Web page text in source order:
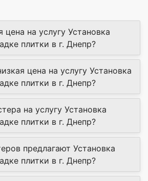
на услугу Установка
плитки в г. Днепр?
цена на услугу Установка
плитки в г. Днепр?
на услугу Установка
плитки в г. Днепр?
предлагают Установка
плитки в г. Днепр?